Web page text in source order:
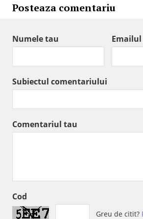
Posteaza comentariu
Numele tau
Subiectul comentariului
Comentariul tau
Cod
Greu de citit?